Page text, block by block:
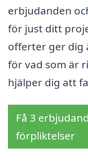
erbjudanden
för just ditt
offerter ger dig
för vad som är
hjälper dig att
Få 3
förpliktelser